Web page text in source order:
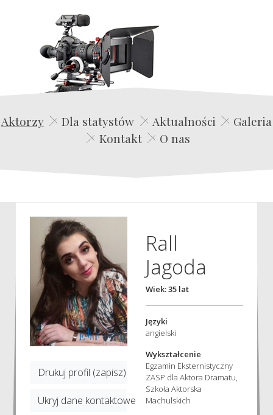
Edwin Film Agencja Aktorska
Aktorzy Dla statystów Aktualności
Galeria
Kontakt
O nas
Drukuj profil (zapisz)
Ukryj dane kontaktowe
Rall
Jagoda
Wiek: 35 lat
Języki
angielski
Wykształcenie
Egzamin Eksternistyczny
ZASP dla Aktora Dramatu,
Szkoła Aktorska
Machulskich